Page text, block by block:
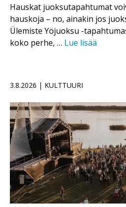
Hauskat juoksutapahtumat
hauskoja – no, ainakin jos
Ülemiste Yöjuoksu -
koko perhe, … Lue lisää
3.8.2026 | KULTTUURI